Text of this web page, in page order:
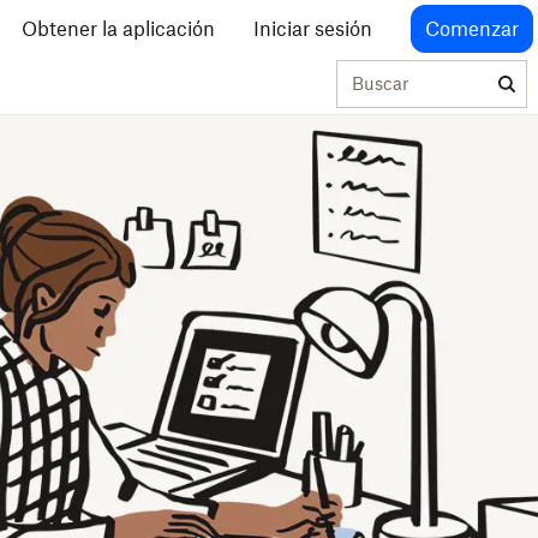
Obtener la aplicación Iniciar sesión Comenzar
Buscar